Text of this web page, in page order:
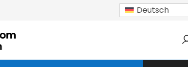
Deutsch
und Solarmodule!